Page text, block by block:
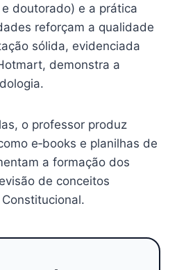
doutorado) e a prática
reforçam a qualidade
sólida, evidenciada
demonstra a
o professor produz
e‑books e planilhas de
a formação dos
de conceitos